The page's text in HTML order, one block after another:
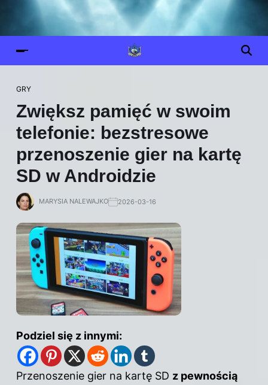
GRY
Zwiększ pamięć w swoim
telefonie: bezstresowe
przenoszenie gier na kartę
SD w Androidzie
MARYSIA NALEWAJKO 2026-03-16
Podziel się z innymi:
Przenoszenie gier na kartę SD z pewnością